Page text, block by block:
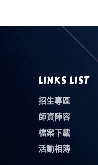
LINKS LIST
招生專區
師資陣容
檔案下載
活動相簿